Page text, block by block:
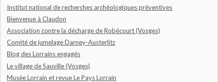
Institut national de recherches archéologiques préventives
Bienvenue à Claudon
Association contre la décharge de Robécourt (Vosges)
Comité de jumelage Darney-Austerlitz
Blog des Lorrains engagés
Le village de Sauville (Vosges)
Musée Lorrain et revue Le Pays Lorrain